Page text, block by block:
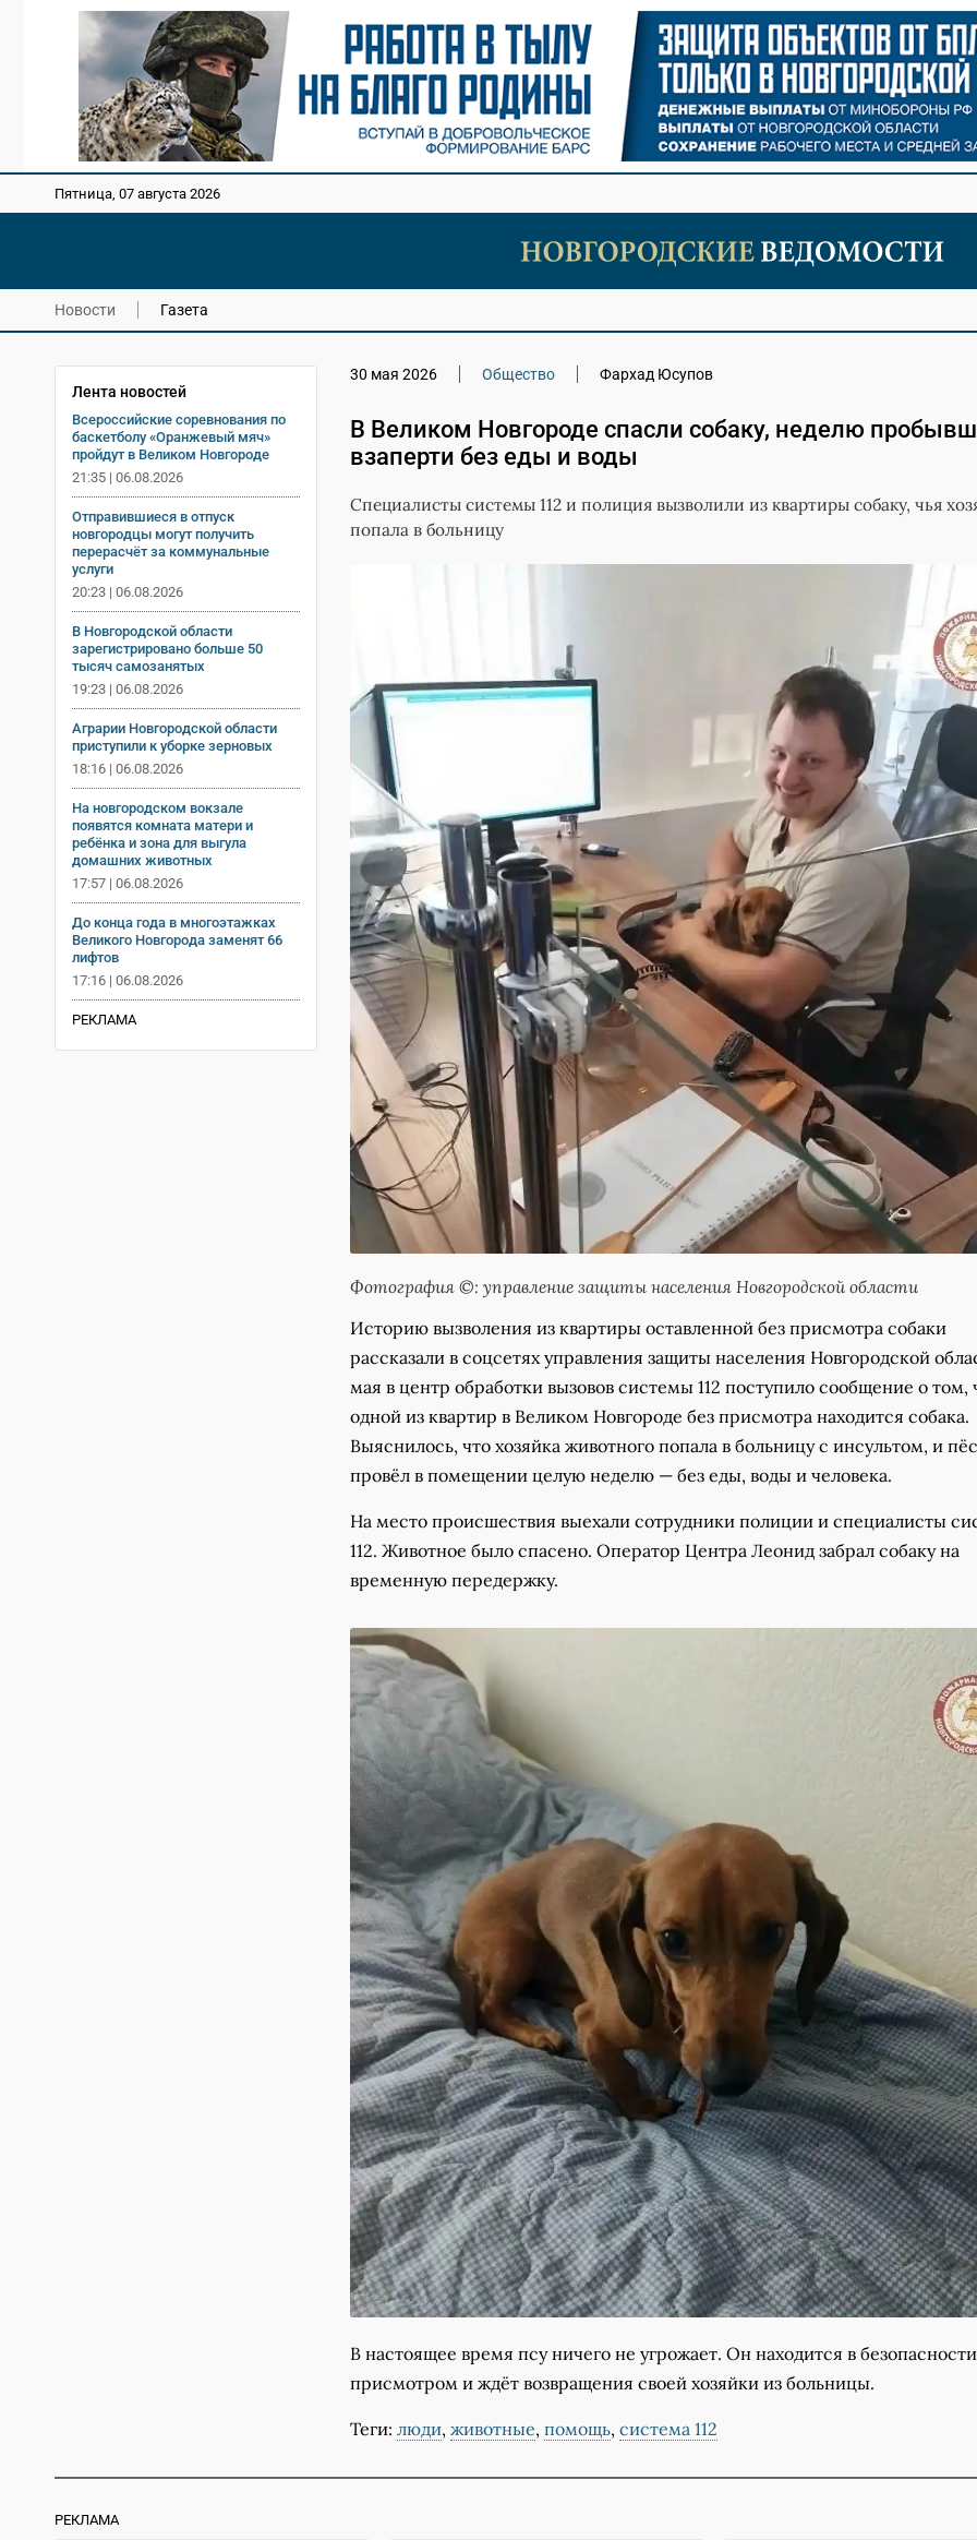
Пятница, 07 августа 2026
Новости Газета
Лента новостей
Всероссийские соревнования по
баскетболу «Оранжевый мяч»
пройдут в Великом Новгороде
21:35 | 06.08.2026
Отправившиеся в отпуск
новгородцы могут получить
перерасчёт за коммунальные
услуги
20:23 | 06.08.2026
В Новгородской области
зарегистрировано больше 50
тысяч самозанятых
19:23 | 06.08.2026
Аграрии Новгородской области
приступили к уборке зерновых
18:16 | 06.08.2026
На новгородском вокзале
появятся комната матери и
ребёнка и зона для выгула
домашних животных
17:57 | 06.08.2026
До конца года в многоэтажках
Великого Новгорода заменят 66
лифтов
17:16 | 06.08.2026
РЕКЛАМА
30 мая 2026 Общество Фархад Юсупов
В Великом Новгороде спасли собаку, неделю
взаперти без еды и воды
Специалисты системы 112 и полиция вызволили из квартиры собаку, чья
попала в больницу
Фотография ©: управление защиты населения Новгородской области
Историю вызволения из квартиры оставленной без присмотра собаки
рассказали в соцсетях управления защиты населения Новгородской
мая в центр обработки вызовов системы 112 поступило сообщение о том,
одной из квартир в Великом Новгороде без присмотра находится собака.
Выяснилось, что хозяйка животного попала в больницу с инсультом, и пёс
провёл в помещении целую неделю — без еды, воды и человека.
На место происшествия выехали сотрудники полиции и специалисты
112. Животное было спасено. Оператор Центра Леонид забрал собаку на
временную передержку.
В настоящее время псу ничего не угрожает. Он находится в
присмотром и ждёт возвращения своей хозяйки из больницы.
Теги: люди, животные, помощь, система 112
РЕКЛАМА